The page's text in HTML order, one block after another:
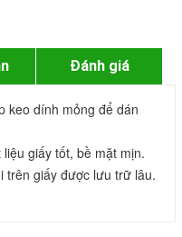
Đánh giá
keo dính mỏng để dán
giấy tốt, bề mặt mịn.